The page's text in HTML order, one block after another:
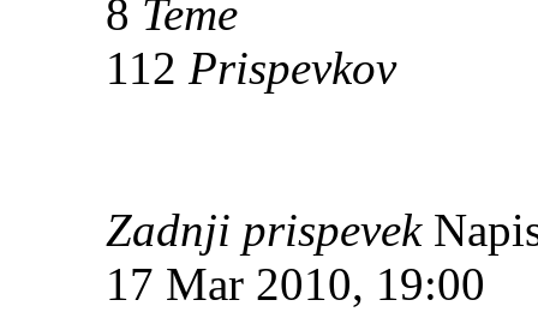
8 Teme
112 Prispevkov
Zadnji prispevek
17 Mar 2010, 19:00